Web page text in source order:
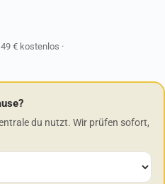
€ kostenlos ·
du nutzt. Wir prüfen sofort,